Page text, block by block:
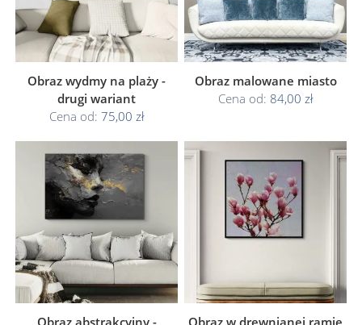
Obraz wydmy na plaży -
drugi wariant
Cena od: 75,00 zł
Obraz malowane miasto
Cena od: 84,00 zł
Obraz abstrakcyjny -
Obraz w drewnianej ramie